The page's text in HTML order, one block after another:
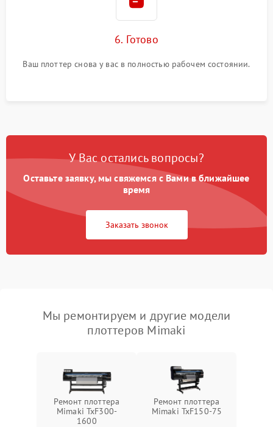
6. Готово
Ваш плоттер снова у вас в полностью рабочем состоянии.
У Вас остались вопросы?
Оставьте заявку, мы свяжемся с Вами в ближайшее
время
Заказать звонок
Мы ремонтируем и другие модели
плоттеров Mimaki
Ремонт плоттера
Mimaki TxF300-
1600
Ремонт плоттера
Mimaki TxF150-75